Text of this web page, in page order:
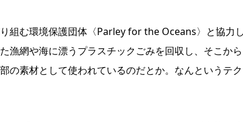
組む環境保護団体〈Parley for the Oceans〉と協力し
漁網や海に漂うプラスチックごみを回収し、そこから
の素材として使われているのだとか。なんというテク